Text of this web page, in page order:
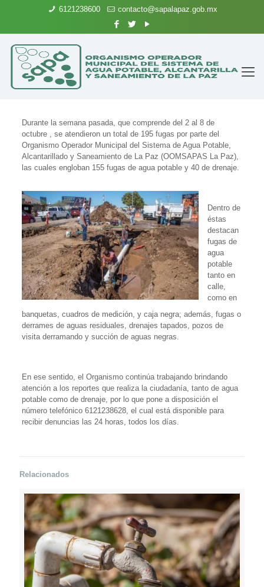
6121238600 contacto@sapalapaz.gob.mx
Durante la semana pasada, que comprende del 2 al 8 de
octubre , se atendieron un total de 195 fugas por parte del
Organismo Operador Municipal del Sistema de Agua Potable,
Alcantarillado y Saneamiento de La Paz (OOMSAPAS La Paz),
las cuales engloban 155 fugas de agua potable y 40 de drenaje.
Dentro de
éstas
destacan
fugas de
agua
potable
tanto en
calle,
como en
banquetas, cuadros de medición, y caja negra; además, fugas o
derrames de aguas residuales, drenajes tapados, pozos de
visita derramando y succión de aguas negras.
En ese sentido, el Organismo continúa trabajando brindando
atención a los reportes que realiza la ciudadanía, tanto de agua
potable como de drenaje, por lo que pone a disposición el
número telefónico 6121238628, el cual está disponible para
recibir denuncias las 24 horas, todos los días.
Relacionados